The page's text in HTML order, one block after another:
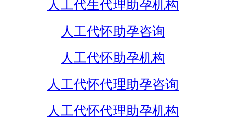
人工代生代理助孕机构
人工代怀助孕咨询
人工代怀助孕机构
人工代怀代理助孕咨询
人工代怀代理助孕机构